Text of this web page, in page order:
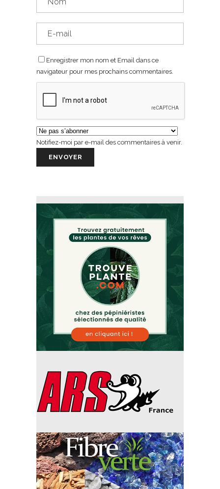
Enregistrer mon nom et Email dans ce
navigateur pour mes prochains commentaires.
Notifiez-moi par e-mail des commentaires à venir.